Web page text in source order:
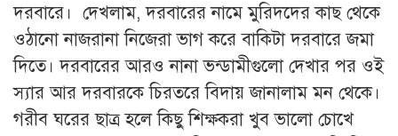
দরবারে। দেখলাম, দরবারের নামে মুরিদদের কাছ থেকে
ওঠানো নাজরানা নিজেরা ভাগ করে বাকিটা দরবারে জমা
দিতে। দরবারের আরও নানা ভন্ডামীগুলো দেখার পর ওই
স্যার আর দরবারকে চিরতরে বিদায় জানালাম মন থেকে।
গরীব ঘরের ছাত্র হলে কিছু শিক্ষকরা খুব ভালো চোখে